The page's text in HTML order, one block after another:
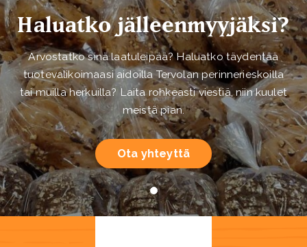
Haluatko jälleenmyyjäksi?
Arvostatko sinä laatuleipää? Haluatko täydentää
tuotevalikoimaasi aidoilla Tervolan perinnerieskoilla
tai muilla herkuilla? Laita rohkeasti viestiä, niin kuulet
meistä pian.
Ota yhteyttä